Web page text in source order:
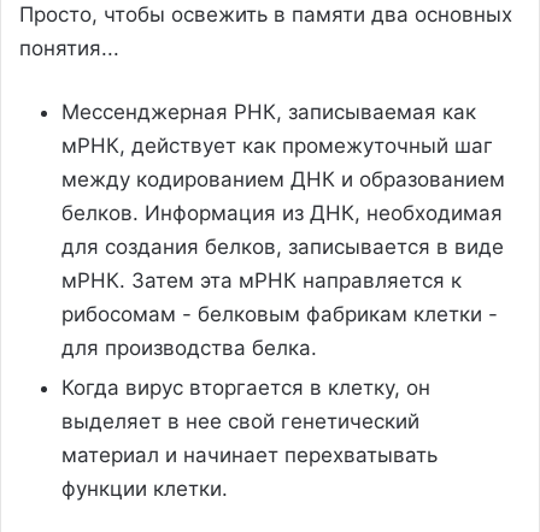
Просто, чтобы освежить в памяти два основных
понятия...
Мессенджерная РНК, записываемая как
мРНК, действует как промежуточный шаг
между кодированием ДНК и образованием
белков. Информация из ДНК, необходимая
для создания белков, записывается в виде
мРНК. Затем эта мРНК направляется к
рибосомам - белковым фабрикам клетки -
для производства белка.
Когда вирус вторгается в клетку, он
выделяет в нее свой генетический
материал и начинает перехватывать
функции клетки.